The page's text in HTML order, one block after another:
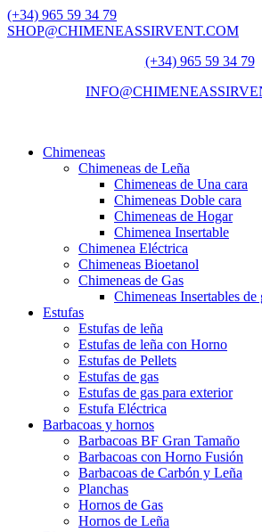
(+34) 965 59 34 79
SHOP@CHIMENEASSIRVENT.COM
(+34) 965 59 34 79
Chimeneas
Chimeneas de Leña
Chimeneas de Una cara
Chimeneas Doble cara
Chimeneas de Hogar
Chimenea Insertable
Chimenea Eléctrica
Chimeneas Bioetanol
Chimeneas de Gas
Chimeneas Insertables de
Estufas
Estufas de leña
Estufas de leña con Horno
Estufas de Pellets
Estufas de gas
Estufas de gas para exterior
Estufa Eléctrica
Barbacoas y hornos
Barbacoas BF Gran Tamaño
Barbacoas con Horno Fusión
Barbacoas de Carbón y Leña
Planchas
Hornos de Gas
Hornos de Leña